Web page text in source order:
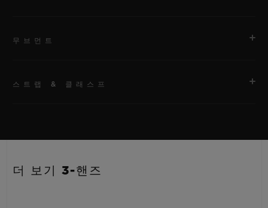
무브먼트
40시간
스트랩 & 클래스프
스트랩
더 보기 3-핸즈